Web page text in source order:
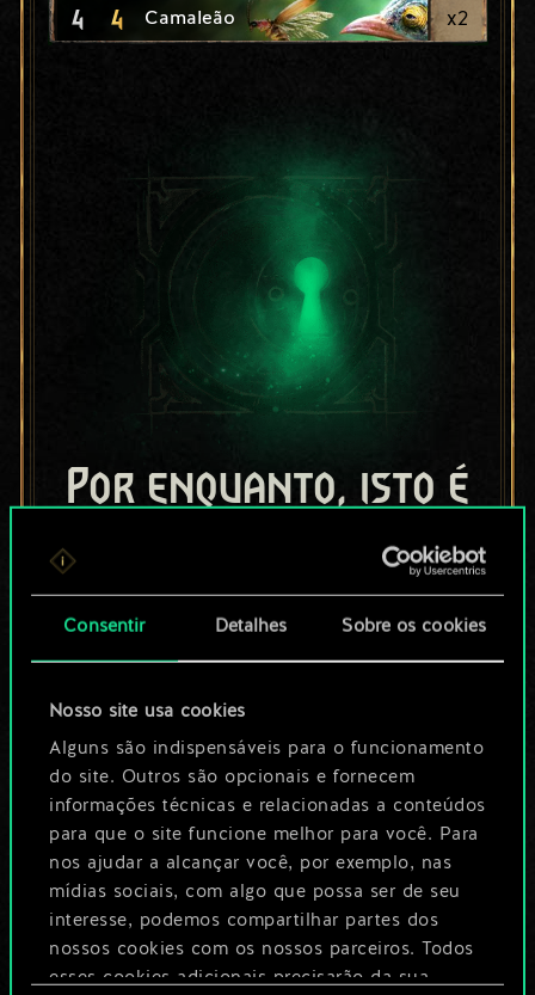
Consentir Detalhes Sobre os cookies
Nosso site usa cookies
Alguns são indispensáveis para o funcionamento
do site. Outros são opcionais e fornecem
informações técnicas e relacionadas a conteúdos
para que o site funcione melhor para você. Para
nos ajudar a alcançar você, por exemplo, nas
mídias sociais, com algo que possa ser de seu
interesse, podemos compartilhar partes dos
nossos cookies com os nossos parceiros. Todos
esses cookies adicionais precisarão da sua
4 4 Camaleão x2
Por enquanto, isto é
apenas um conjunto
de cartas
compartilhado.
No entanto, dá para
ser muito mais!
Dê um nome para este baralho e crie
um guia
Editar baralho